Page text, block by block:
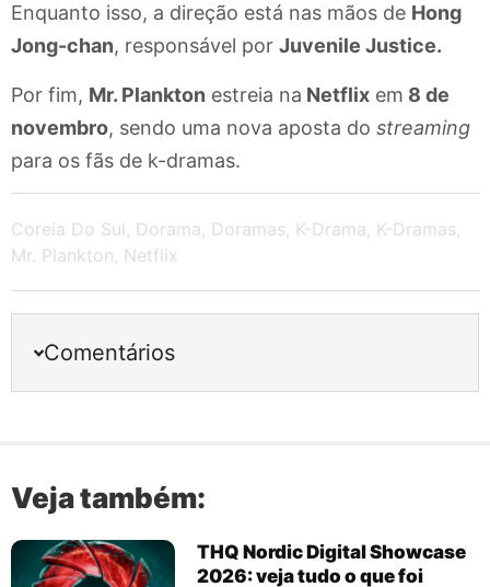
Enquanto isso, a direção está nas mãos de Hong
Jong-chan, responsável por Juvenile Justice.
Por fim, Mr. Plankton estreia na Netflix em 8 de
novembro, sendo uma nova aposta do streaming
para os fãs de k-dramas.
Coreia Do Sul , Dorama, Doramas, K-Drama, K-Dramas,
Mr. Plankton, Netflix
Comentários
Veja também:
THQ Nordic Digital Showcase
2026: veja tudo o que foi